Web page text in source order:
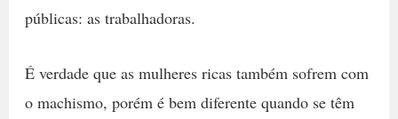
públicas: as trabalhadoras.
É verdade que as mulheres ricas também sofrem com
o machismo, porém é bem diferente quando se têm